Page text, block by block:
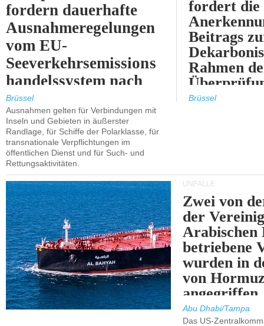
fordern dauerhafte
Ausnahmeregelungen
vom EU-
Seeverkehrsemissions
handelssystem nach
2030.
Brüssel
Ausnahmen gelten für Verbindungen mit
Inseln und Gebieten in äußerster
Randlage, für Schiffe der Polarklasse, für
transnationale Verpflichtungen im
öffentlichen Dienst und für Such- und
Rettungsaktivitäten.
fordert die
Beitrags
Rahmen
ETS.
Brüssel
UNFÄLLE
Zwei von
der
Arabischen
betriebene
wurden in
von
angegriffen.
Abu Dhabi/Tampa
Das US-